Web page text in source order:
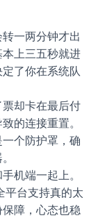
一两分钟才出
上三五秒就进
了你在系统队
却卡在最后付
的连接重置。
个防护罩，确
机端一起上。
平台支持真的太
障，心态也稳